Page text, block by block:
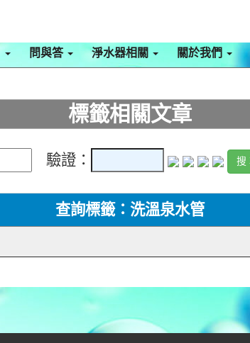
問與答 淨水器相關 關於我們
標籤相關文章
驗證：
查詢標籤：洗溫泉水管